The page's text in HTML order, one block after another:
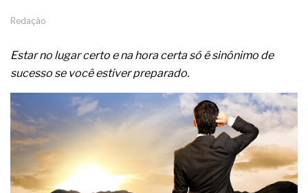
A sua indústria toma decisões ou apenas reage
aos problemas?
com emulsão asfáltica
Os gestores da ABNT litigam de má-fé para
tentar criar uma reserva de mercado sobre as
Os critérios médicos da síndrome metabólica
A prevenção clínica da coceira no ânus
Os sintomas clínicos do teratoma de ovário
Redação
Estar no lugar certo e na hora certa só é sinônimo de
sucesso se você estiver preparado.